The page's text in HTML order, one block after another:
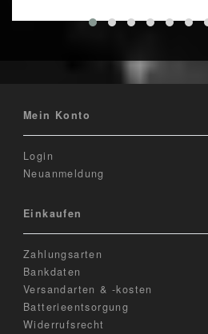
Mein Konto
Login
Neuanmeldung
Einkaufen
Zahlungsarten
Bankdaten
Versandarten & -kosten
Batterieentsorgung
Widerrufsrecht